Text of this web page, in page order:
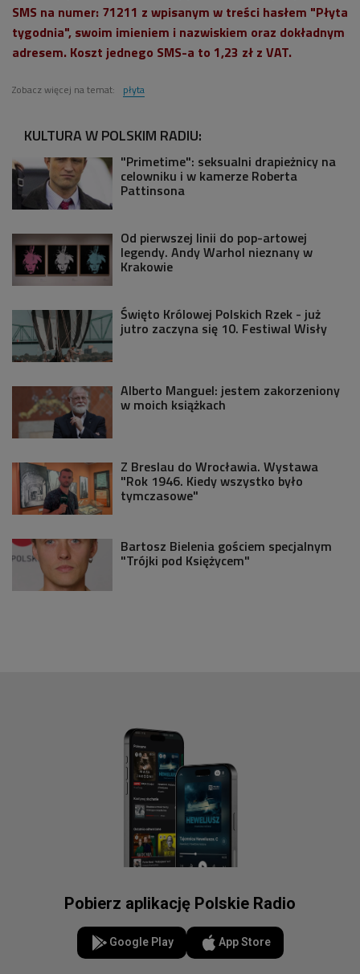
SMS na numer: 71211 z wpisanym w treści hasłem "Płyta
tygodnia", swoim imieniem i nazwiskiem oraz dokładnym
adresem. Koszt jednego SMS-a to 1,23 zł z VAT.
Zobacz więcej na temat: płyta
KULTURA W POLSKIM RADIU:
"Primetime": seksualni drapieżnicy na
celowniku i w kamerze Roberta
Pattinsona
Od pierwszej linii do pop-artowej
legendy. Andy Warhol nieznany w
Krakowie
Święto Królowej Polskich Rzek - już
jutro zaczyna się 10. Festiwal Wisły
Alberto Manguel: jestem zakorzeniony
w moich książkach
Z Breslau do Wrocławia. Wystawa
"Rok 1946. Kiedy wszystko było
tymczasowe"
Bartosz Bielenia gościem specjalnym
"Trójki pod Księżycem"
Pobierz aplikację Polskie Radio
Google Play App Store